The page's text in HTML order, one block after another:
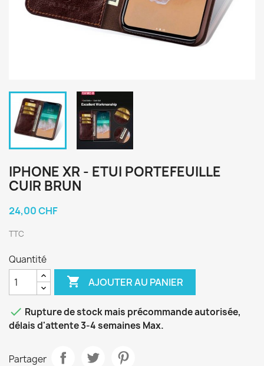
IPHONE XR - ETUI PORTEFEUILLE
CUIR BRUN
24,00 CHF
TTC
Quantité
 AJOUTER AU PANIER
 Rupture de stock mais précommande autorisée,
délais d'attente 3-4 semaines Max.
Partager